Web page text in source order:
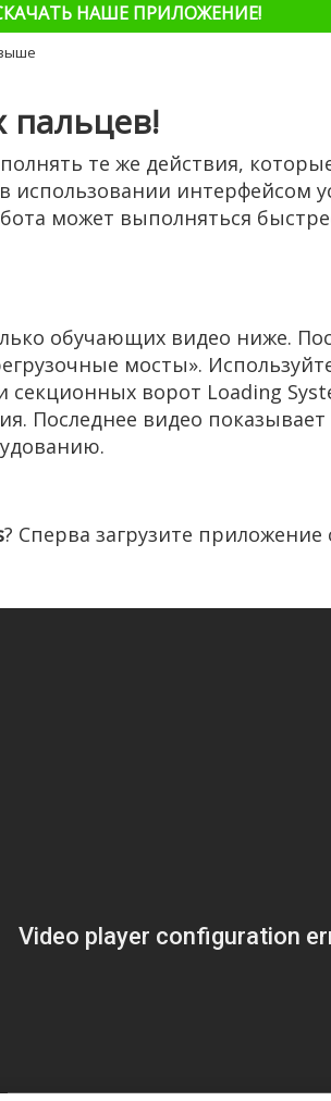
НАШЕ ПРИЛОЖЕНИЕ!
те же действия,
интерфейсом
может выполняться
обучающих видео ниже.
мосты».
ворот Loading
Последнее видео
? Сперва загрузите